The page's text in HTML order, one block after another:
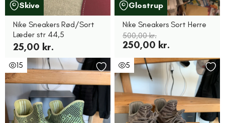
Skive
Nike Sneakers Rød/Sort
Læder str 44,5
25,00 kr.
Glostrup
Nike Sneakers Sort Herre
500,00 kr.
250,00 kr.
15 5